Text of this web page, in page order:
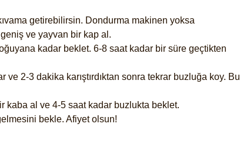
getirebilirsin. Dondurma makinen yoksa
ve yayvan bir kap al.
kadar beklet. 6-8 saat kadar bir süre geçtikten
ve 2-3 dakika karıştırdıktan sonra tekrar buzluğa koy. Bu
kaba al ve 4-5 saat kadar buzlukta beklet.
bekle. Afiyet olsun!